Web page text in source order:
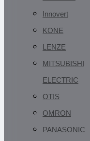
Innovert
KONE
LENZE
MITSUBISHI
ELECTRIC
OTIS
OMRON
PANASONIC